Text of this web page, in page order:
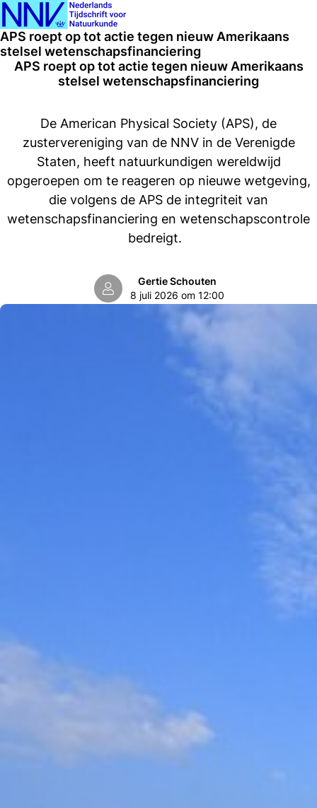
APS roept op tot actie tegen nieuw Amerikaans
stelsel wetenschapsfinanciering
APS roept op tot actie tegen nieuw Amerikaans
stelsel wetenschapsfinanciering
De American Physical Society (APS), de
zustervereniging van de NNV in de Verenigde
Staten, heeft natuurkundigen wereldwijd
opgeroepen om te reageren op nieuwe wetgeving,
die volgens de APS de integriteit van
wetenschapsfinanciering en wetenschapscontrole
bedreigt.
Gertie Schouten
8 juli 2026 om 12:00